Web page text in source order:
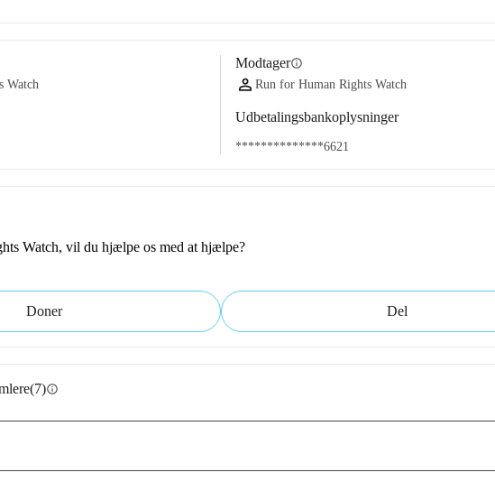
Watch
Modtagerinfo
Run for Human Rights Watch
Udbetalingsbankoplysninger
**************6621
Watch, vil du hjælpe os med at hjælpe?
Doner Del
(7)info